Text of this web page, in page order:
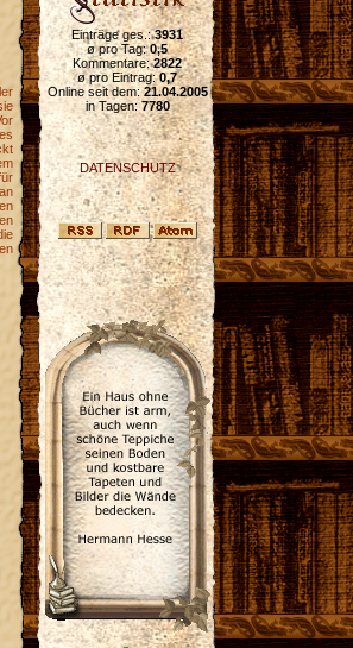
Einträge ges.:3931
ø pro Tag:0,5
Kommentare:2822
ø pro Eintrag:0,7
Online seit dem:21.04.2005
in Tagen:7780
DATENSCHUTZ